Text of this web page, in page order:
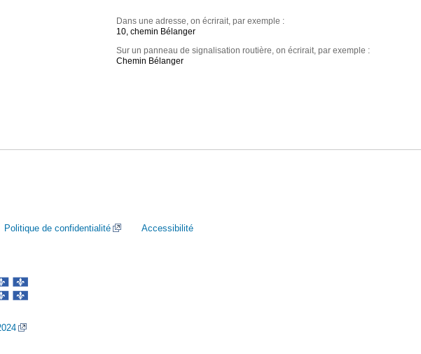
Dans une adresse, on écrirait, par exemple :
10, chemin Bélanger
Sur un panneau de signalisation routière, on écrirait, par exemple :
Chemin Bélanger
Politique de confidentialité Accessibilité